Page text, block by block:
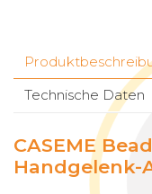
Technische Daten
CASEME
Handgelenk-